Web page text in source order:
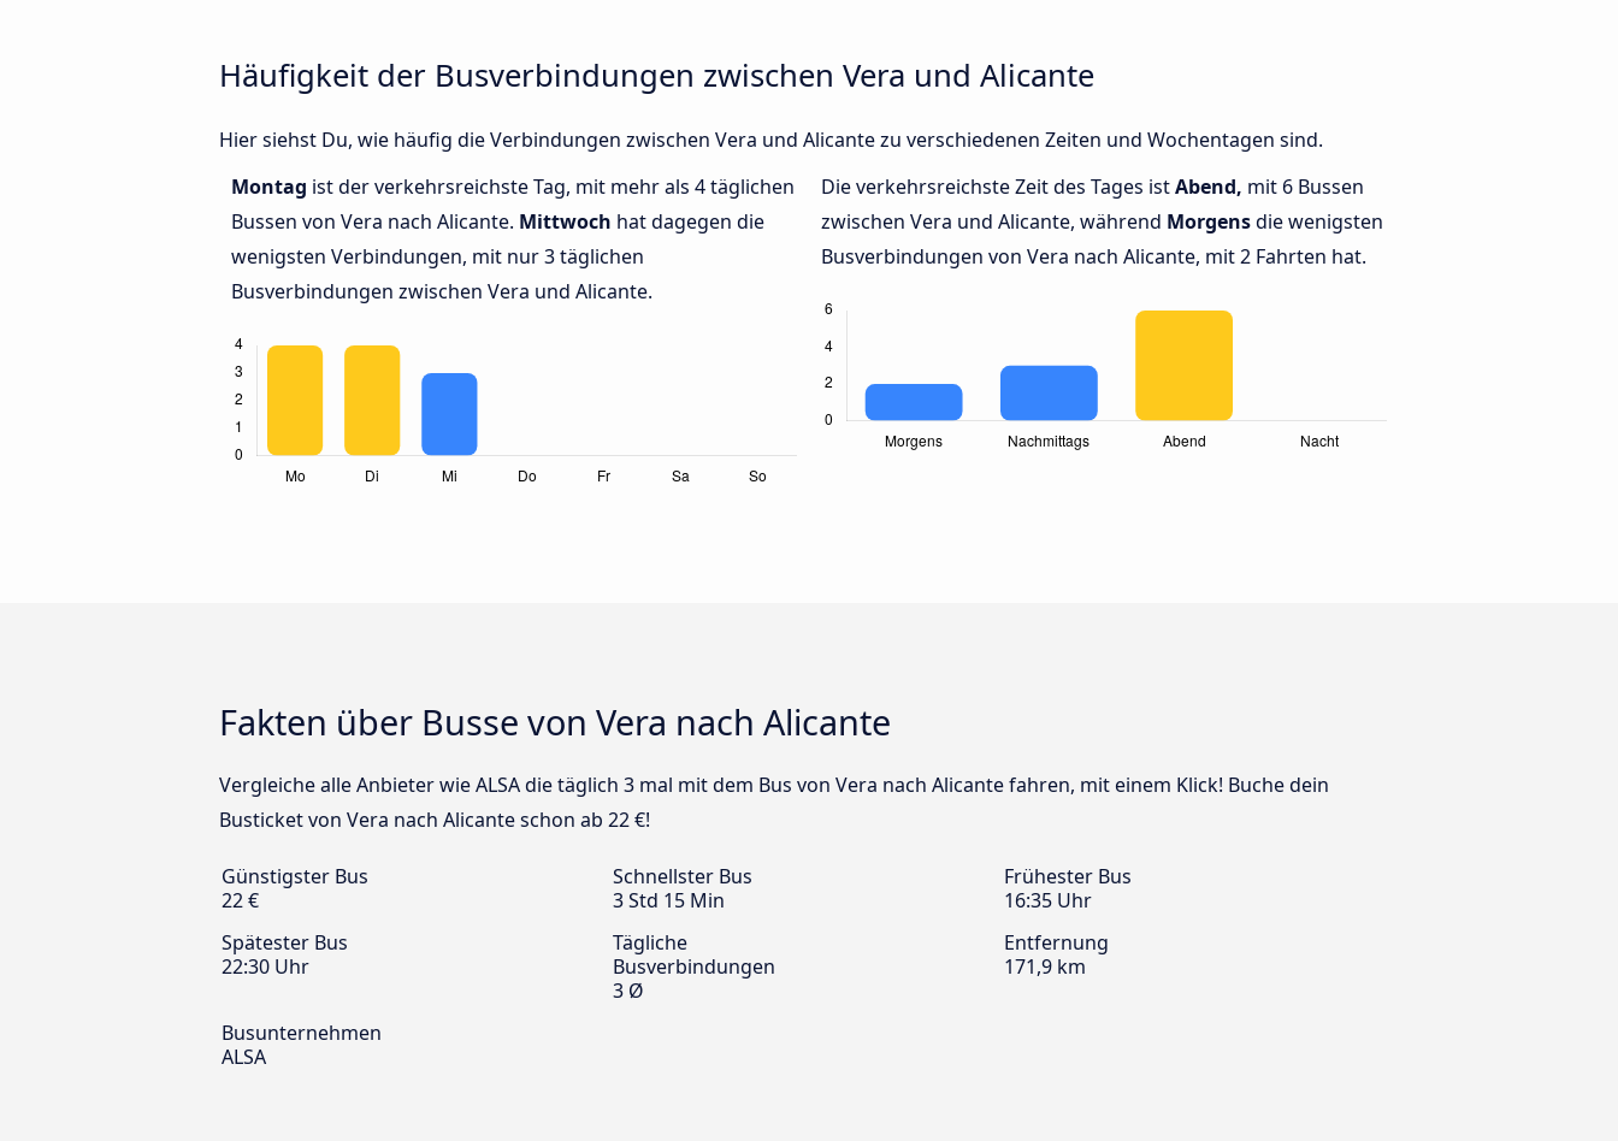
Häufigkeit der Busverbindungen zwischen Vera und Alicante
Hier siehst Du, wie häufig die Verbindungen zwischen Vera und Alicante zu verschiedenen Zeiten und Wochentagen sind.
Montag ist der verkehrsreichste Tag, mit mehr als 4 täglichen
Bussen von Vera nach Alicante. Mittwoch hat dagegen die
wenigsten Verbindungen, mit nur 3 täglichen
Busverbindungen zwischen Vera und Alicante.
Die verkehrsreichste Zeit des Tages istAbend, mit 6 Bussen
zwischen Vera und Alicante, während Morgensdie wenigsten
Busverbindungen von Vera nach Alicante, mit 2 Fahrten hat.
Fakten über Busse von Vera nach Alicante
Vergleiche alle Anbieter wie ALSA die täglich 3 mal mit dem Bus von Vera nach Alicante fahren, mit einem Klick! Buche dein
Busticket von Vera nach Alicante schon ab 22 €!
Günstigster Bus
22 €
Schnellster Bus
3 Std 15 Min
Frühester Bus
16:35 Uhr
Spätester Bus
22:30 Uhr
Tägliche
Busverbindungen
3 Ø
Entfernung
171,9 km
Busunternehmen
ALSA